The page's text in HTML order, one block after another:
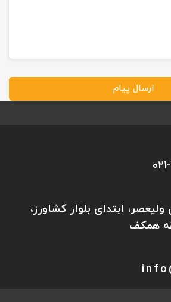
ارسال پیام
ولیعصر، ابتدای بلوار کشاورز،